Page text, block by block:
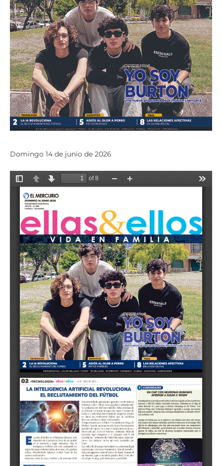
Domingo 14 de junio de 2026